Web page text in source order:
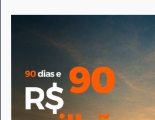
A história do Pioneiro inicia em
Canarana - MT, na época, como um
que chegou a possuir mil
publicadas 691 edições que
políticos, policiais e cotidianos de
origem, pautado sempre pela busca
imparcialidade, faz jus a sua logo,
da praça" de Canarana, sendo o